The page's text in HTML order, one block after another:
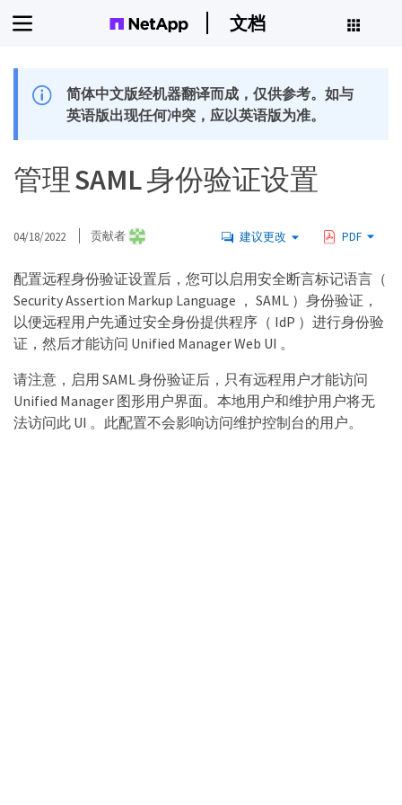
文档
简体中文版经机器翻译而成，仅供参考。如与
英语版出现任何冲突，应以英语版为准。
管理 SAML 身份验证设置
04/18/2022 贡献者 建议更改 PDF
配置远程身份验证设置后，您可以启用安全断言标记语言（
Security Assertion Markup Language ， SAML ）身份验证，
以便远程用户先通过安全身份提供程序（ IdP ）进行身份验
证，然后才能访问 Unified Manager Web UI 。
请注意，启用 SAML 身份验证后，只有远程用户才能访问
Unified Manager 图形用户界面。本地用户和维护用户将无
法访问此 UI 。此配置不会影响访问维护控制台的用户。